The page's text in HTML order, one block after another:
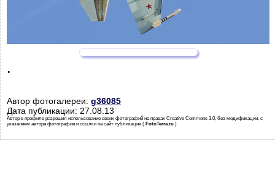
.
Автор фотогалереи: g36085
Дата публикации: 27.08.13
Автор в профиле разрешил использование своих фотографий на правах Creative Commons 3.0, без модификации, с
указанием автора фотографии и ссылки на сайт публикации ( FotoTerra.ru )